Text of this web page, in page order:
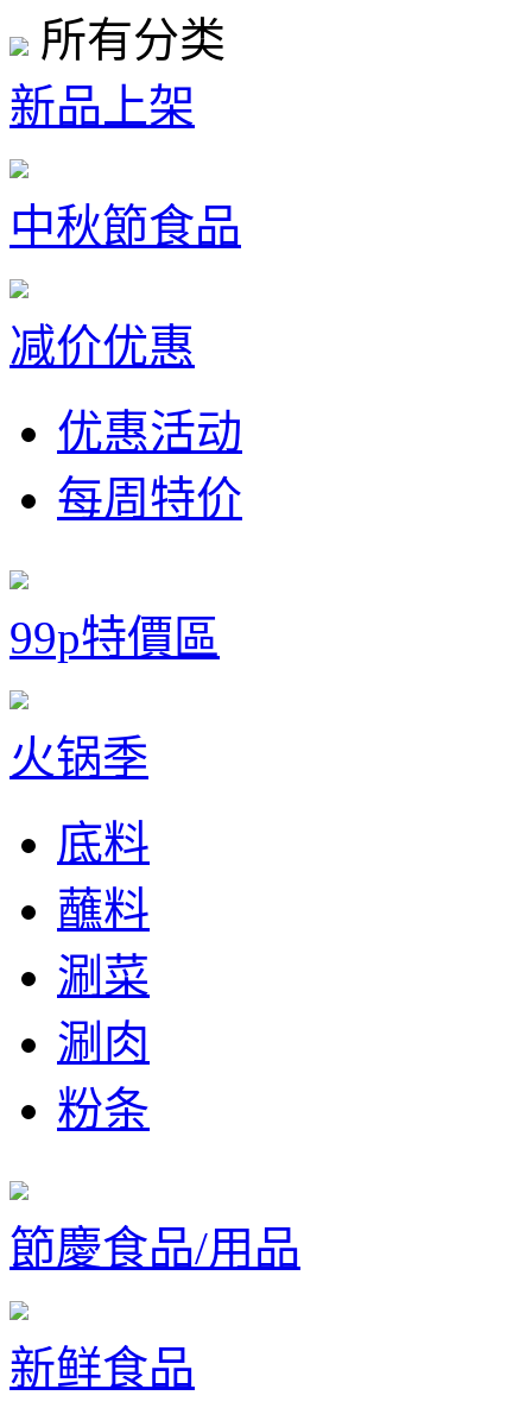
所有分类
新品上架
中秋節食品
减价优惠
优惠活动
每周特价
99p特價區
火锅季
底料
蘸料
涮菜
涮肉
粉条
節慶食品/用品
新鲜食品